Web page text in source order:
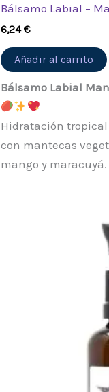
Bálsamo Labial –
6,24€
Añadir al carrito
Bálsamo Labial
Hidratación
con mantecas
mango y maracuyá.